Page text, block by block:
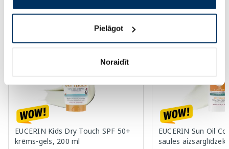
Pielāgot
Noraidīt
EUCERIN Kids Dry Touch SPF 50+
krēms-gels, 200 ml
EUCERIN Sun Oil
saules